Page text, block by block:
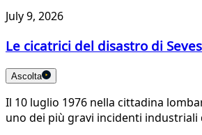
July 9, 2026
Le cicatrici del disastro di
Ascolta
Il 10 luglio 1976 nella cittadina
uno dei più gravi incidenti industriali